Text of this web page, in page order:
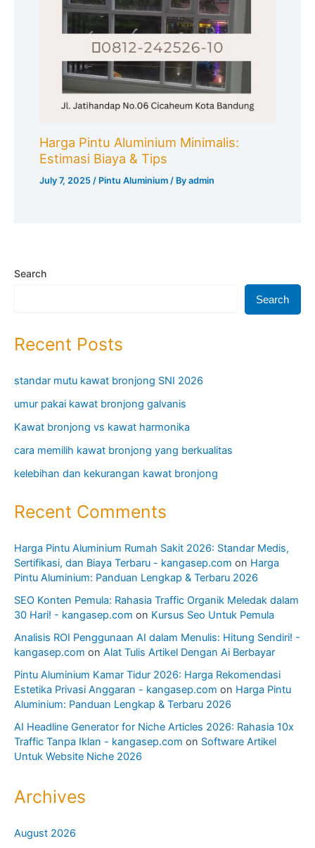
Harga Pintu Aluminium Minimalis:
Estimasi Biaya & Tips
July 7, 2025 / Pintu Aluminium / Byadmin
Search
Search
Recent Posts
standar mutu kawat bronjong SNI 2026
umur pakai kawat bronjong galvanis
Kawat bronjong vs kawat harmonika
cara memilih kawat bronjong yang berkualitas
kelebihan dan kekurangan kawat bronjong
Recent Comments
Harga Pintu Aluminium Rumah Sakit 2026: Standar Medis,
Sertifikasi, dan Biaya Terbaru - kangasep.com on Harga
Pintu Aluminium: Panduan Lengkap & Terbaru 2026
SEO Konten Pemula: Rahasia Traffic Organik Meledak dalam
30 Hari! - kangasep.com on Kursus Seo Untuk Pemula
Analisis ROI Penggunaan AI dalam Menulis: Hitung Sendiri! -
kangasep.com on Alat Tulis Artikel Dengan Ai Berbayar
Pintu Aluminium Kamar Tidur 2026: Harga Rekomendasi
Estetika Privasi Anggaran - kangasep.com on Harga Pintu
Aluminium: Panduan Lengkap & Terbaru 2026
AI Headline Generator for Niche Articles 2026: Rahasia 10x
Traffic Tanpa Iklan - kangasep.com on Software Artikel
Untuk Website Niche 2026
Archives
August 2026